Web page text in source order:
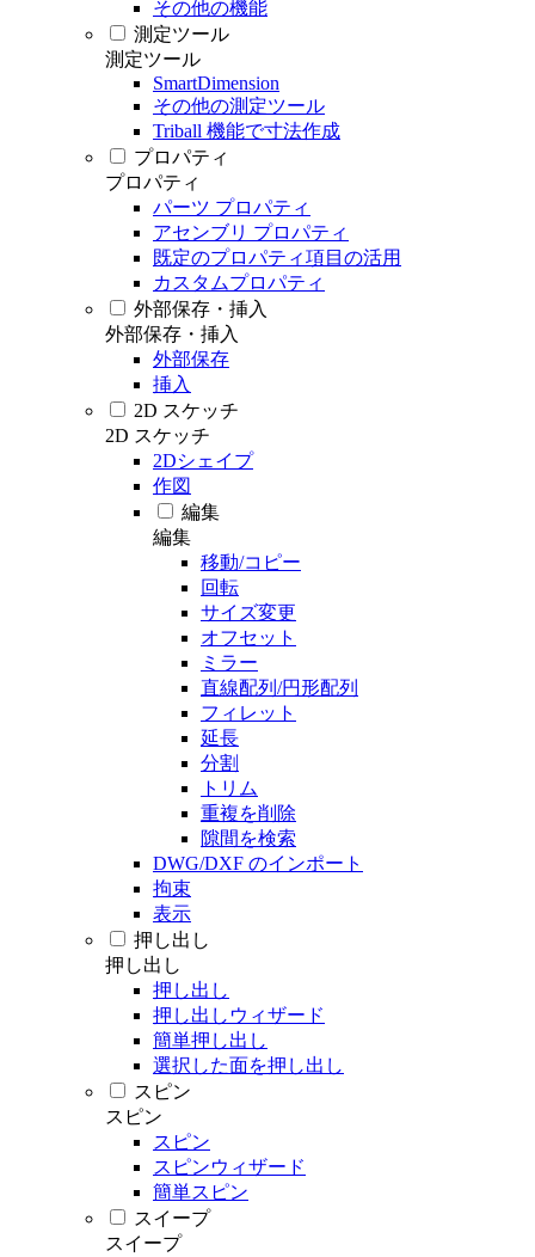
その他の機能
測定ツール
測定ツール
SmartDimension
その他の測定ツール
Triball 機能で寸法作成
プロパティ
プロパティ
パーツ プロパティ
アセンブリ プロパティ
既定のプロパティ項目の活用
カスタムプロパティ
外部保存・挿入
外部保存・挿入
外部保存
挿入
2D スケッチ
2D スケッチ
2Dシェイプ
作図
編集
編集
移動/コピー
回転
サイズ変更
オフセット
ミラー
直線配列/円形配列
フィレット
延長
分割
トリム
重複を削除
隙間を検索
DWG/DXF のインポート
拘束
表示
押し出し
押し出し
押し出し
押し出しウィザード
簡単押し出し
選択した面を押し出し
スピン
スピン
スピン
スピンウィザード
簡単スピン
スイープ
スイープ